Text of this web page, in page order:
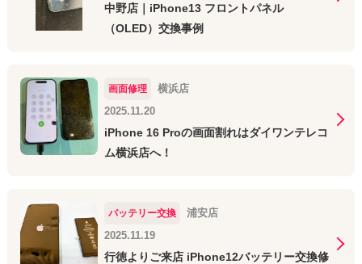
中野店｜iPhone13 フロントパネル
（OLED）交換事例
画面修理
横浜店
2025.11.20
iPhone 16 Proの画面割れはダイワンテレコ
ム横浜店へ！
バッテリー交換
浦安店
2025.11.19
行徳よりご来店 iPhone12バッテリー交換修